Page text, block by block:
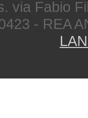
via Fabio
- REA